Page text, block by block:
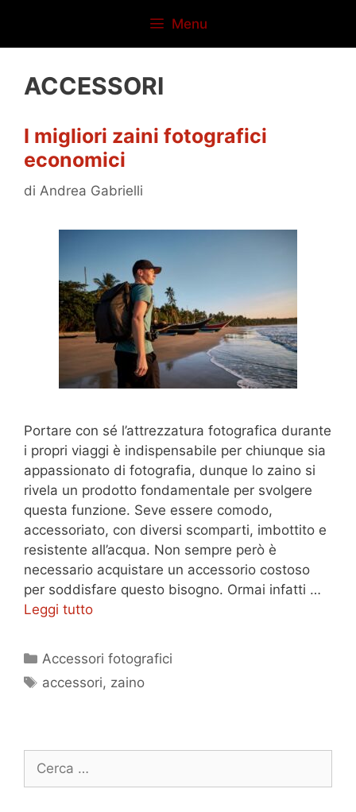
contenuto
Menu
ACCESSORI
I migliori zaini fotografici
economici
di Andrea Gabrielli
Portare con sé l’attrezzatura fotografica durante
i propri viaggi è indispensabile per chiunque sia
appassionato di fotografia, dunque lo zaino si
rivela un prodotto fondamentale per svolgere
questa funzione. Seve essere comodo,
accessoriato, con diversi scomparti, imbottito e
resistente all’acqua. Non sempre però è
necessario acquistare un accessorio costoso
per soddisfare questo bisogno. Ormai infatti …
Leggi tutto
Categorie
Accessori fotografici
Tag
accessori, zaino
per: